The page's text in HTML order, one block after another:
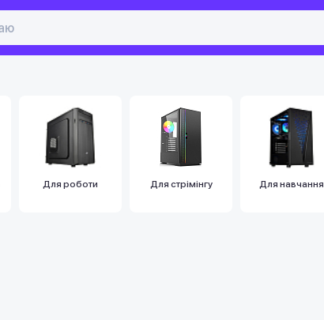
Для роботи Для стрімінгу Для навчання